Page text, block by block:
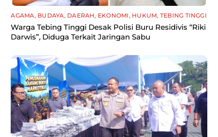
AGAMA, BUDAYA, DAERAH, EKONOMI , HUKUM, TEBING TINGGI
Warga Tebing Tinggi Desak Polisi Buru Residivis “Riki
Darwis”, Diduga Terkait Jaringan Sabu